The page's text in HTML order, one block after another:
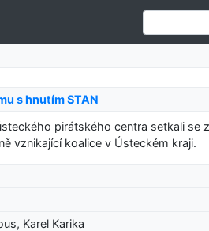
s hnutím STAN
pirátského centra setkali se
vznikající koalice v Ústeckém kraji.
Karel Karika